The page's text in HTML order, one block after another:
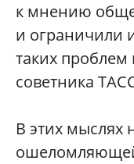
к мнению
и ограничили
таких
советника
В этих мыслях